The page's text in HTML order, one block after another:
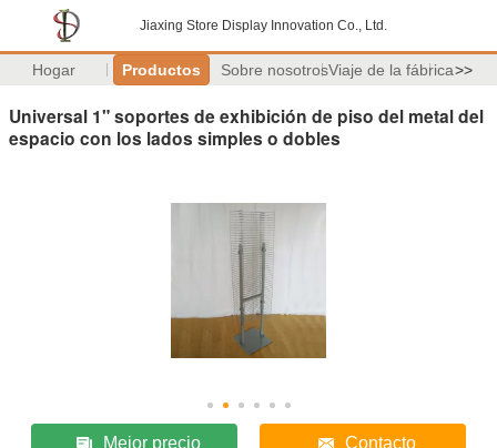
Jiaxing Store Display Innovation Co., Ltd.
Hogar Productos Sobre nosotrosViaje de la fábrica>>
Universal 1" soportes de exhibición de piso del metal del
espacio con los lados simples o dobles
Mejor precio Contacto